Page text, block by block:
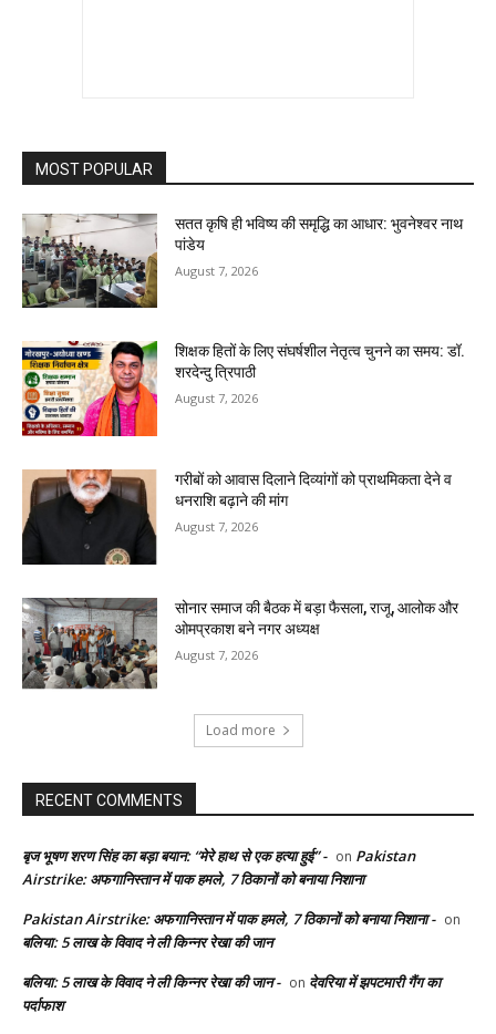
MOST POPULAR
सतत कृषि ही भविष्य की समृद्धि का आधार: भुवनेश्वर नाथ
पांडेय
August 7, 2026
शिक्षक हितों के लिए संघर्षशील नेतृत्व चुनने का समय: डॉ.
शरदेन्दु त्रिपाठी
August 7, 2026
गरीबों को आवास दिलाने दिव्यांगों को प्राथमिकता देने व
धनराशि बढ़ाने की मांग
August 7, 2026
सोनार समाज की बैठक में बड़ा फैसला, राजू, आलोक और
ओमप्रकाश बने नगर अध्यक्ष
August 7, 2026
Load more
RECENT COMMENTS
बृज भूषण शरण सिंह का बड़ा बयान: “मेरे हाथ से एक हत्या हुई” - on Pakistan
Airstrike: अफगानिस्तान में पाक हमले, 7 ठिकानों को बनाया निशाना
Pakistan Airstrike: अफगानिस्तान में पाक हमले, 7 ठिकानों को बनाया निशाना - on
बलिया: 5 लाख के विवाद ने ली किन्नर रेखा की जान
बलिया: 5 लाख के विवाद ने ली किन्नर रेखा की जान - on देवरिया में झपटमारी गैंग का
पर्दाफाश